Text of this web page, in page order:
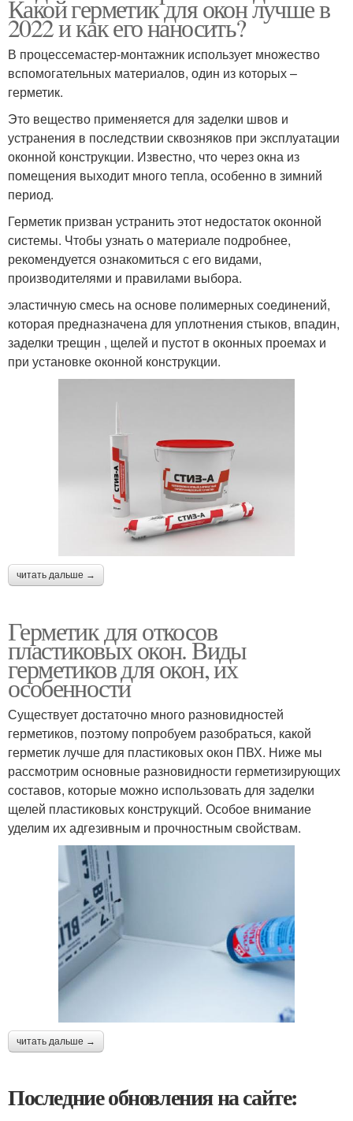
Какой герметик для окон лучше в
2022 и как его наносить?
В процессемастер-монтажник использует множество
вспомогательных материалов, один из которых –
герметик.
Это вещество применяется для заделки швов и
устранения в последствии сквозняков при эксплуатации
оконной конструкции. Известно, что через окна из
помещения выходит много тепла, особенно в зимний
период.
Герметик призван устранить этот недостаток оконной
системы. Чтобы узнать о материале подробнее,
рекомендуется ознакомиться с его видами,
производителями и правилами выбора.
эластичную смесь на основе полимерных соединений,
которая предназначена для уплотнения стыков, впадин,
заделки трещин , щелей и пустот в оконных проемах и
при установке оконной конструкции.
читать дальше →
Герметик для откосов
пластиковых окон. Виды
герметиков для окон, их
особенности
Существует достаточно много разновидностей
герметиков, поэтому попробуем разобраться, какой
герметик лучше для пластиковых окон ПВХ. Ниже мы
рассмотрим основные разновидности герметизирующих
составов, которые можно использовать для заделки
щелей пластиковых конструкций. Особое внимание
уделим их адгезивным и прочностным свойствам.
читать дальше →
Последние обновления на сайте: